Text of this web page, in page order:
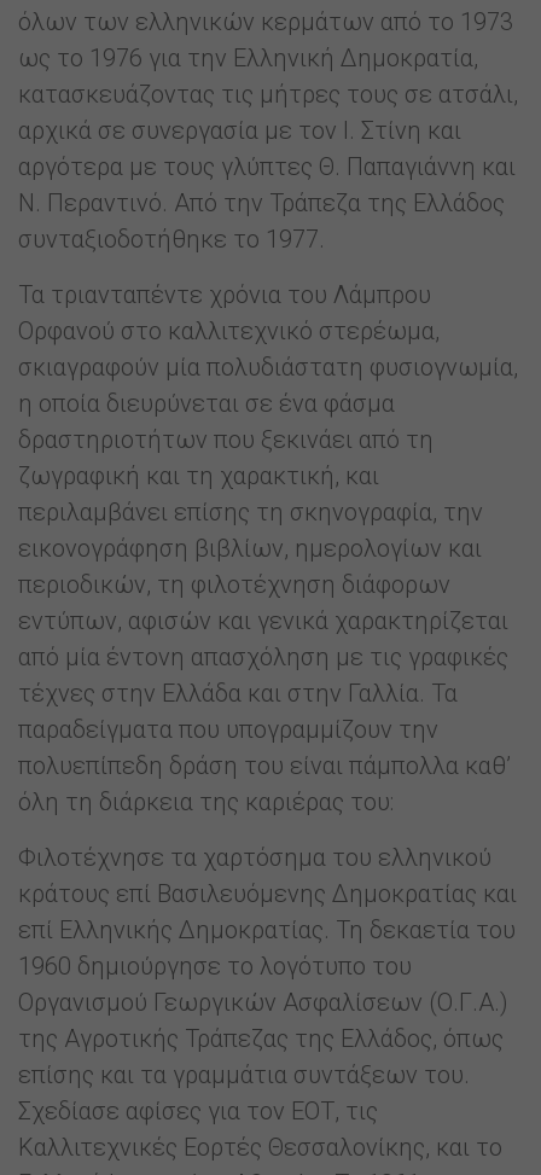
όλων των ελληνικών κερμάτων από το 1973
ως το 1976 για την Ελληνική Δημοκρατία,
κατασκευάζοντας τις μήτρες τους σε ατσάλι,
αρχικά σε συνεργασία με τον Ι. Στίνη και
αργότερα με τους γλύπτες Θ. Παπαγιάννη και
Ν. Περαντινό. Από την Τράπεζα της Ελλάδος
συνταξιοδοτήθηκε το 1977.
Τα τριανταπέντε χρόνια του Λάμπρου
Ορφανού στο καλλιτεχνικό στερέωμα,
σκιαγραφούν μία πολυδιάστατη φυσιογνωμία,
η οποία διευρύνεται σε ένα φάσμα
δραστηριοτήτων που ξεκινάει από τη
ζωγραφική και τη χαρακτική, και
περιλαμβάνει επίσης τη σκηνογραφία, την
εικονογράφηση βιβλίων, ημερολογίων και
περιοδικών, τη φιλοτέχνηση διάφορων
εντύπων, αφισών και γενικά χαρακτηρίζεται
από μία έντονη απασχόληση με τις γραφικές
τέχνες στην Ελλάδα και στην Γαλλία. Τα
παραδείγματα που υπογραμμίζουν την
πολυεπίπεδη δράση του είναι πάμπολλα καθ’
όλη τη διάρκεια της καριέρας του:
Φιλοτέχνησε τα χαρτόσημα του ελληνικού
κράτους επί Βασιλευόμενης Δημοκρατίας και
επί Ελληνικής Δημοκρατίας. Τη δεκαετία του
1960 δημιούργησε το λογότυπο του
Οργανισμού Γεωργικών Ασφαλίσεων (Ο.Γ.Α.)
της Αγροτικής Τράπεζας της Ελλάδος, όπως
επίσης και τα γραμμάτια συντάξεων του.
Σχεδίασε αφίσες για τον ΕΟΤ, τις
Καλλιτεχνικές Εορτές Θεσσαλονίκης, και το